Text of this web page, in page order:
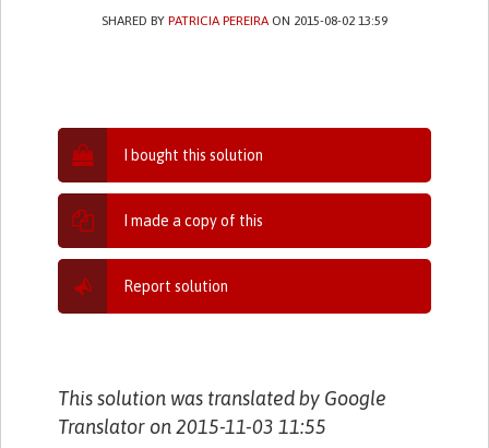
SHARED BY PATRICIA PEREIRAON 2015-08-02 13:59
I bought this solution
I made a copy of this
Report solution
This solution was translated by Google
Translator on 2015-11-03 11:55